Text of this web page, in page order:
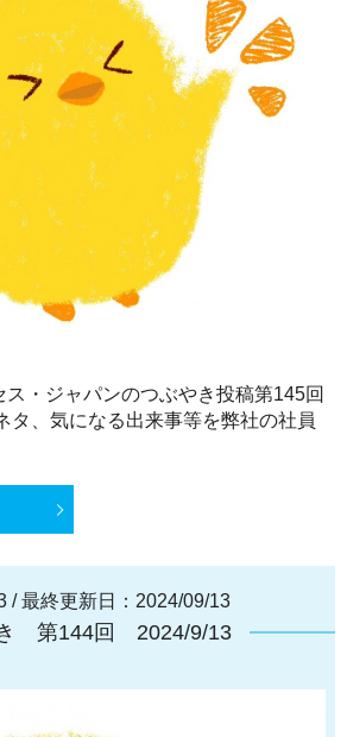
・ジャパンのつぶやき投稿第145回
タ、気になる出来事等を弊社の社員
/最終更新日：2024/09/13
第144回 2024/9/13